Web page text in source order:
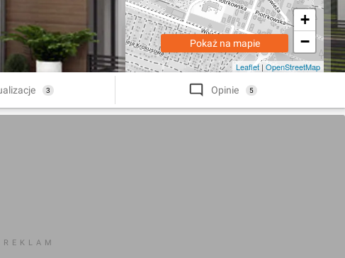
+
−
Leaflet | OpenStreetMap
Pokaż na mapie
3 Opinie 5